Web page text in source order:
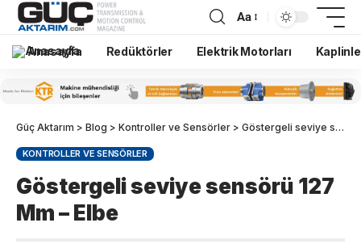
Aa
Anasayfa Redüktörler Elektrik Motorları
Güç Aktarım > Blog > Kontroller ve Sensörler > Göstergeli seviye sensörü 127 Mm – Elbe
KONTROLLER VE SENSÖRLER
Göstergeli seviye sensörü 127
Mm – Elbe